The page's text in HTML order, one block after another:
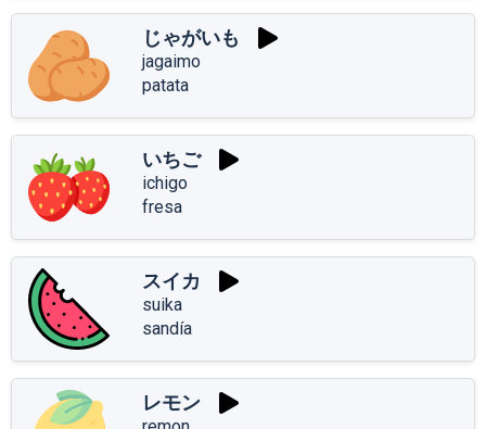
じゃがいも
jagaimo
patata
いちご
ichigo
fresa
スイカ
suika
sandía
レモン